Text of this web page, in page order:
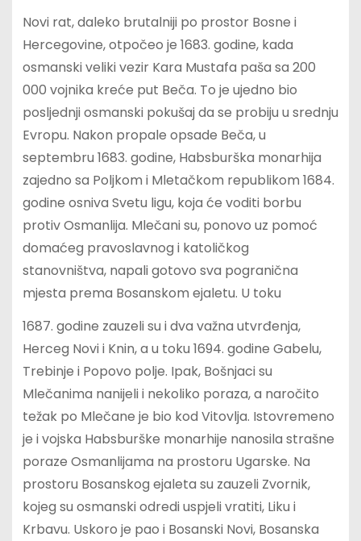
Novi rat, daleko brutalniji po prostor Bosne i
Hercegovine, otpočeo je 1683. godine, kada
osmanski veliki vezir Kara Mustafa paša sa 200
000 vojnika kreće put Beča. To je ujedno bio
posljednji osmanski pokušaj da se probiju u srednju
Evropu. Nakon propale opsade Beča, u
septembru 1683. godine, Habsburška monarhija
zajedno sa Poljkom i Mletačkom republikom 1684.
godine osniva Svetu ligu, koja će voditi borbu
protiv Osmanlija. Mlečani su, ponovo uz pomoć
domaćeg pravoslavnog i katoličkog
stanovništva, napali gotovo sva pogranična
mjesta prema Bosanskom ejaletu. U toku
1687. godine zauzeli su i dva važna utvrđenja,
Herceg Novi i Knin, a u toku 1694. godine Gabelu,
Trebinje i Popovo polje. Ipak, Bošnjaci su
Mlečanima nanijeli i nekoliko poraza, a naročito
težak po Mlečane je bio kod Vitovlja. Istovremeno
je i vojska Habsburške monarhije nanosila strašne
poraze Osmanlijama na prostoru Ugarske. Na
prostoru Bosanskog ejaleta su zauzeli Zvornik,
kojeg su osmanski odredi uspjeli vratiti, Liku i
Krbavu. Uskoro je pao i Bosanski Novi, Bosanska